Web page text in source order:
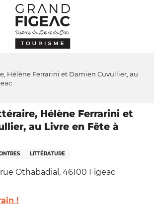
Hélène Ferrarini et Damien Cuvullier, au
Hélène Ferrarini et
au Livre en Fête à
LITTÉRATURE
Othabadial, 46100 Figeac
!